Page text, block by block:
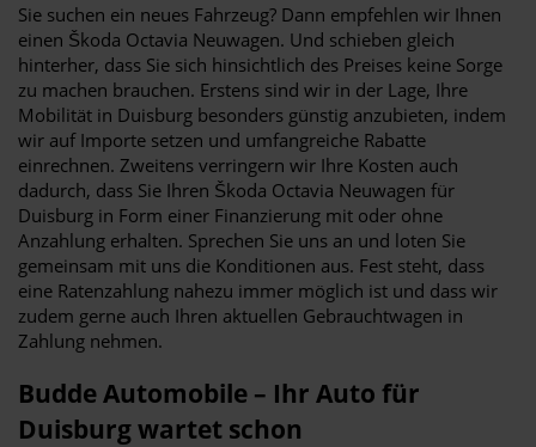
Sie suchen ein neues Fahrzeug? Dann empfehlen wir Ihnen
einen Škoda Octavia Neuwagen. Und schieben gleich
hinterher, dass Sie sich hinsichtlich des Preises keine Sorge
zu machen brauchen. Erstens sind wir in der Lage, Ihre
Mobilität in Duisburg besonders günstig anzubieten, indem
wir auf Importe setzen und umfangreiche Rabatte
einrechnen. Zweitens verringern wir Ihre Kosten auch
dadurch, dass Sie Ihren Škoda Octavia Neuwagen für
Duisburg in Form einer Finanzierung mit oder ohne
Anzahlung erhalten. Sprechen Sie uns an und loten Sie
gemeinsam mit uns die Konditionen aus. Fest steht, dass
eine Ratenzahlung nahezu immer möglich ist und dass wir
zudem gerne auch Ihren aktuellen Gebrauchtwagen in
Zahlung nehmen.
Budde Automobile – Ihr Auto für
Duisburg wartet schon